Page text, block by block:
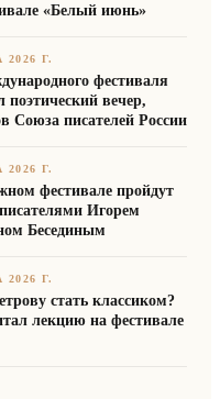
«Белый июнь»
Г.
фестиваля
вечер,
Союза писателей России
Г.
фестивале пройдут
Игорем
Бесединым
Г.
стать классиком?
лекцию на фестивале